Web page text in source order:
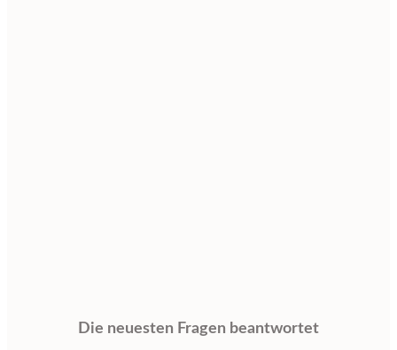
Die neuesten Fragen beantwortet